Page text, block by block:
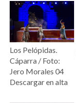
Los Pelópidas.
Cáparra / Foto:
Jero Morales 04
Descargar en alta